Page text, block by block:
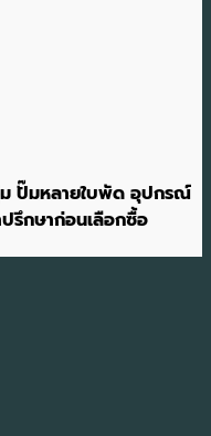
ปั๊มหลายใบพัด อุปกรณ์
รึกษาก่อนเลือกซื้อ